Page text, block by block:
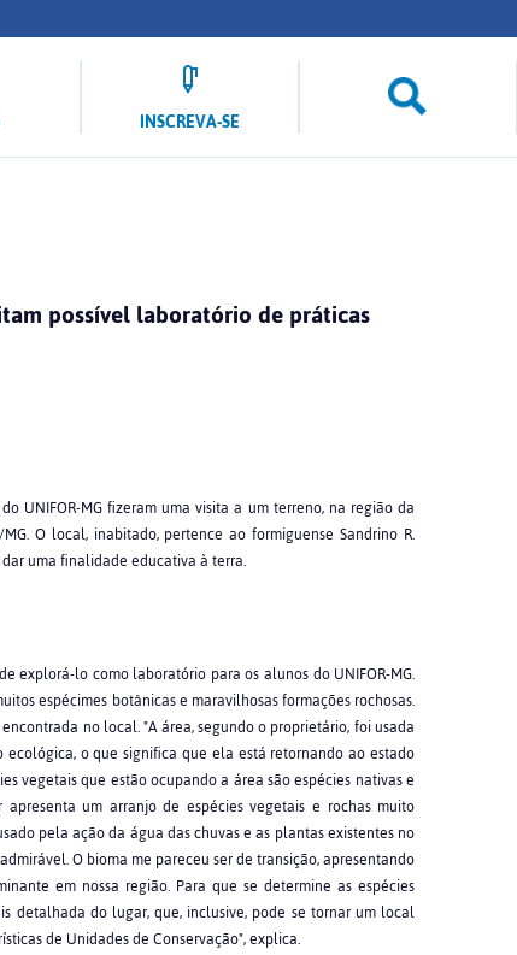
INSCREVA-SE
possível laboratório de práticas
UNIFOR-MG fizeram uma visita a um terreno, na região da
O local, inabitado, pertence ao formiguense Sandrino R.
uma finalidade educativa à terra.
explorá-lo como laboratório para os alunos do UNIFOR-MG.
espécimes botânicas e maravilhosas formações rochosas.
no local. "A área, segundo o proprietário, foi usada
o que significa que ela está retornando ao estado
vegetais que estão ocupando a área são espécies nativas e
um arranjo de espécies vegetais e rochas muito
pela ação da água das chuvas e as plantas existentes no
O bioma me pareceu ser de transição, apresentando
em nossa região. Para que se determine as espécies
detalhada do lugar, que, inclusive, pode se tornar um local
de Unidades de Conservação", explica.